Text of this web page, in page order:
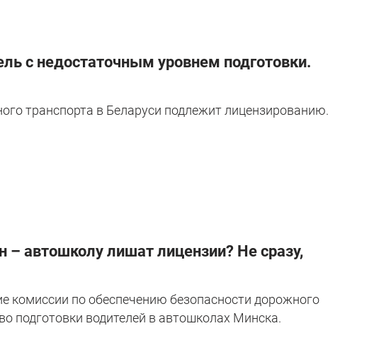
с недостаточным уровнем подготовки.
транспорта в Беларуси подлежит лицензированию.
– автошколу лишат лицензии? Не сразу,
комиссии по обеспечению безопасности дорожного
подготовки водителей в автошколах Минска.